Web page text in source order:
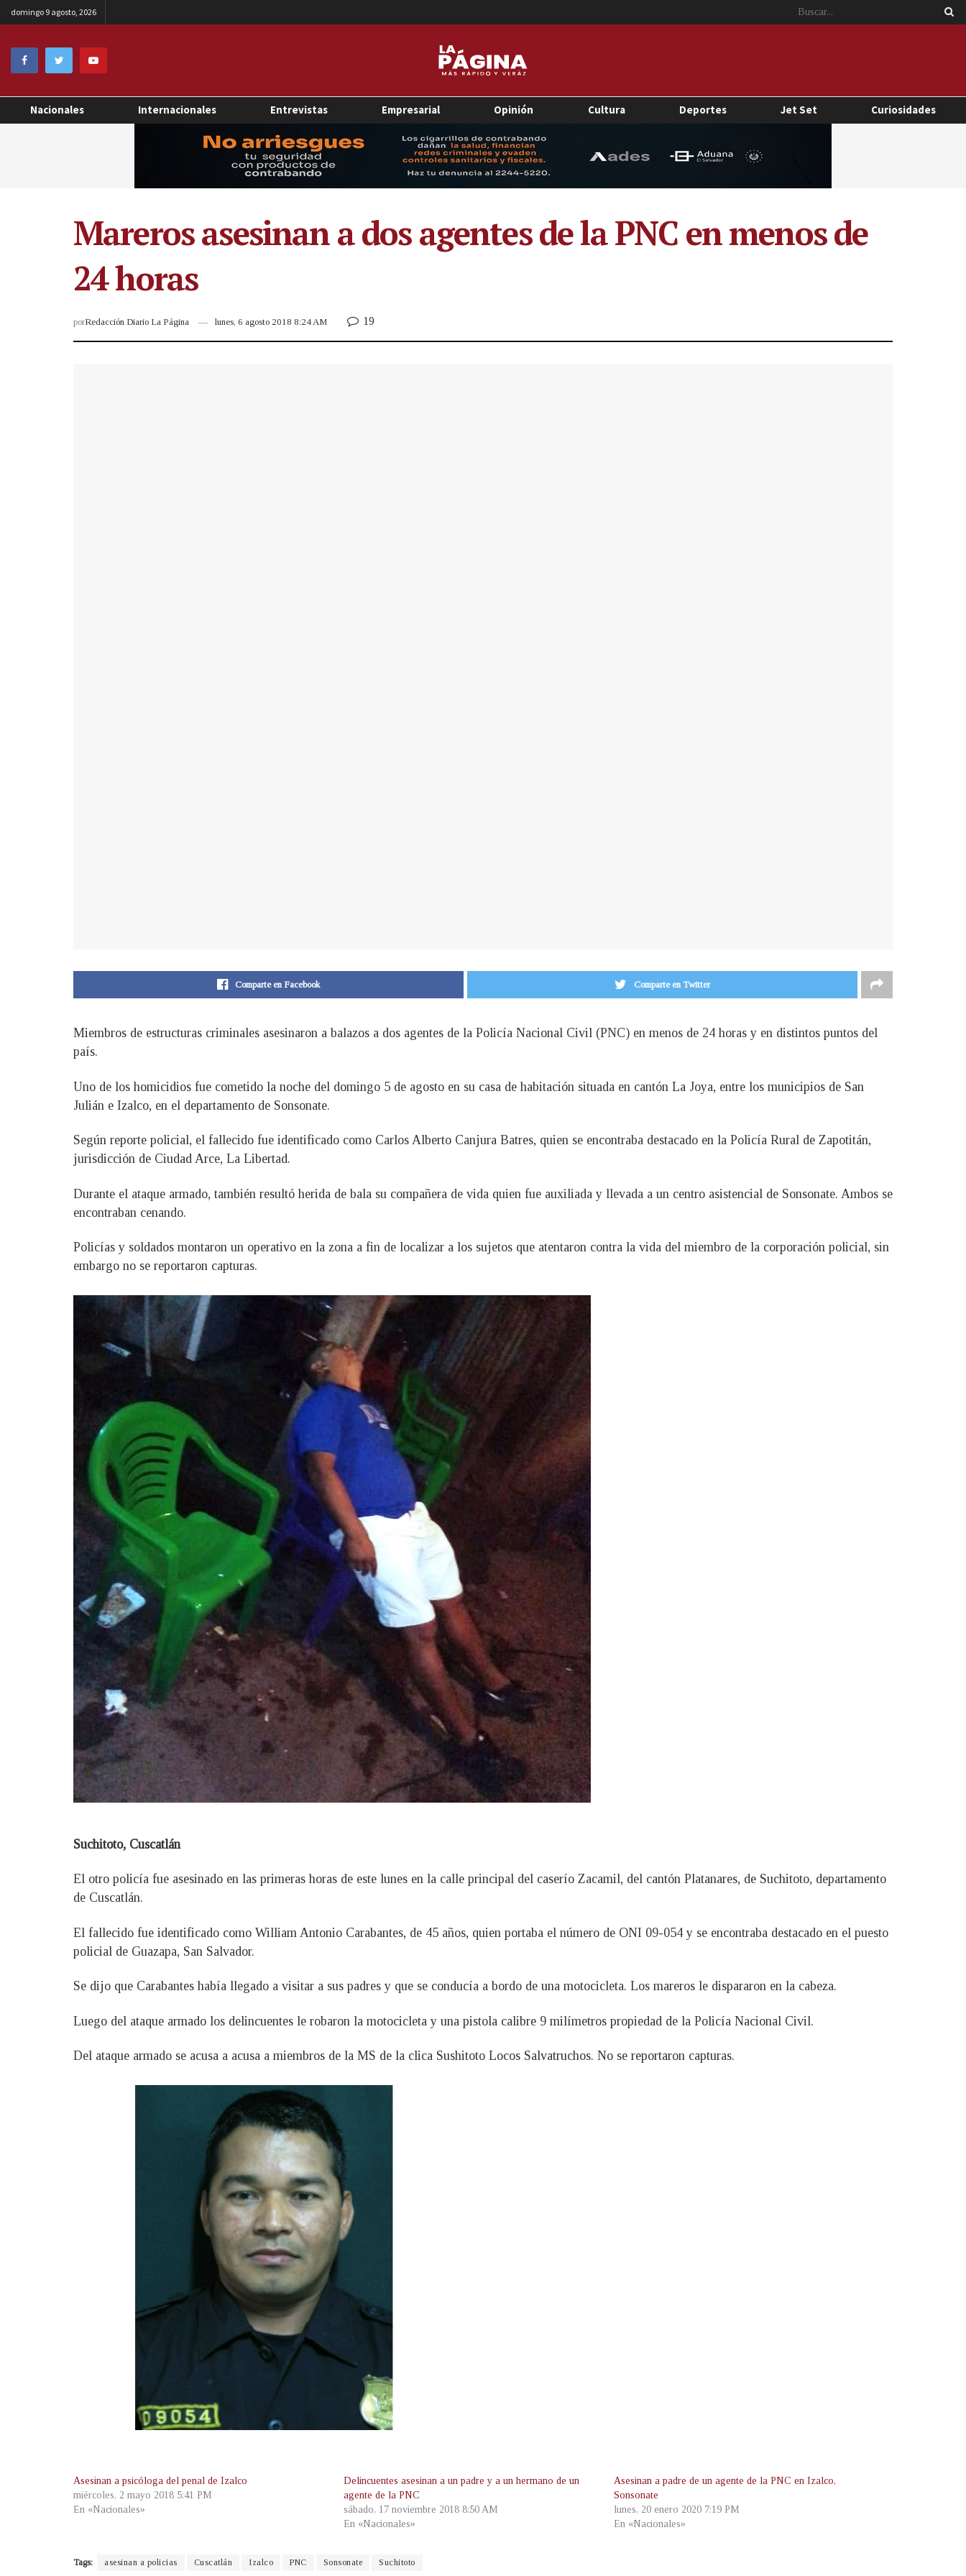
domingo 9 agosto, 2026
Nacionales Internacionales Entrevistas Empresarial Opinión Cultura Deportes Jet Set Curiosidades
Mareros asesinan a dos agentes de la PNC en menos de
24 horas
porRedacción Diario La Página lunes, 6 agosto 2018 8:24 AM 19
Comparte en Facebook Comparte en Twitter
Miembros de estructuras criminales asesinaron a balazos a dos agentes de la Policía Nacional Civil (PNC) en menos de 24 horas y en distintos puntos del
país.
Uno de los homicidios fue cometido la noche del domingo 5 de agosto en su casa de habitación situada en cantón La Joya, entre los municipios de San
Julián e Izalco, en el departamento de Sonsonate.
Según reporte policial, el fallecido fue identificado como Carlos Alberto Canjura Batres, quien se encontraba destacado en la Policía Rural de Zapotitán,
jurisdicción de Ciudad Arce, La Libertad.
Durante el ataque armado, también resultó herida de bala su compañera de vida quien fue auxiliada y llevada a un centro asistencial de Sonsonate. Ambos se
encontraban cenando.
Policías y soldados montaron un operativo en la zona a fin de localizar a los sujetos que atentaron contra la vida del miembro de la corporación policial, sin
embargo no se reportaron capturas.
Suchitoto, Cuscatlán
El otro policía fue asesinado en las primeras horas de este lunes en la calle principal del caserío Zacamil, del cantón Platanares, de Suchitoto, departamento
de Cuscatlán.
El fallecido fue identificado como William Antonio Carabantes, de 45 años, quien portaba el número de ONI 09-054 y se encontraba destacado en el puesto
policial de Guazapa, San Salvador.
Se dijo que Carabantes había llegado a visitar a sus padres y que se conducía a bordo de una motocicleta. Los mareros le dispararon en la cabeza.
Luego del ataque armado los delincuentes le robaron la motocicleta y una pistola calibre 9 milímetros propiedad de la Policía Nacional Civil.
Del ataque armado se acusa a acusa a miembros de la MS de la clica Sushitoto Locos Salvatruchos. No se reportaron capturas.
Asesinan a psicóloga del penal de Izalco
miércoles, 2 mayo 2018 5:41 PM
En «Nacionales»
Delincuentes asesinan a un padre y a un hermano de un
agente de la PNC
sábado, 17 noviembre 2018 8:50 AM
En «Nacionales»
Asesinan a padre de un agente de la PNC en Izalco,
Sonsonate
lunes, 20 enero 2020 7:19 PM
En «Nacionales»
Tags: asesinan a policias Cuscatlán Izalco PNC Sonsonate Suchitoto